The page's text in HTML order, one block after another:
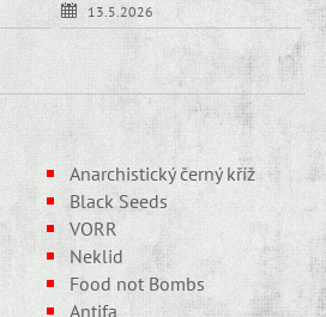
13.5.2026
Anarchistický černý kříž
Black Seeds
VORR
Neklid
Food not Bombs
Antifa